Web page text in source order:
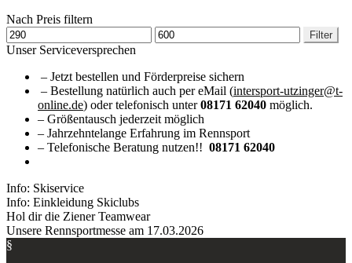
Nach Preis filtern
Min.
Preis
Max.
Preis
Filter
Unser Serviceversprechen
– Jetzt bestellen und Förderpreise sichern
– Bestellung natürlich auch per eMail (intersport-utzinger@t-
online.de) oder telefonisch unter08171 62040 möglich.
– Größentausch jederzeit möglich
– Jahrzehntelange Erfahrung im Rennsport
– Telefonische Beratung nutzen!! 08171 62040
Info: Skiservice
Info: Einkleidung Skiclubs
Hol dir die Ziener Teamwear
Unsere Rennsportmesse am 17.03.2026
§